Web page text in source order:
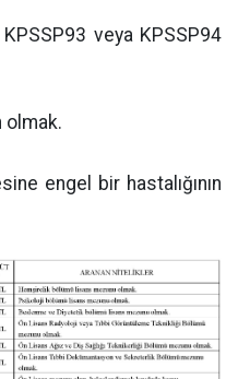
veya KPSSP94
olmak.
engel bir hastalığının